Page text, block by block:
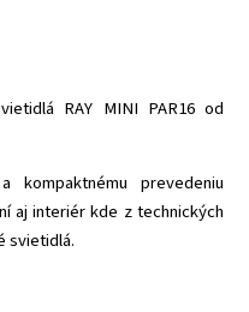
RAY MINI PAR16 od
kompaktnému prevedeniu
aj interiér kde z technických
svietidlá.